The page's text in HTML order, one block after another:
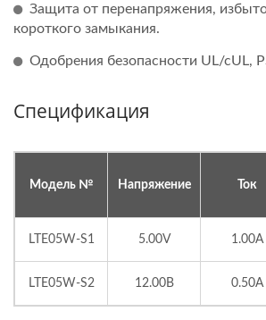
Защита от перенапряжения,
короткого замыкания.
Одобрения безопасности UL/cUL,
Спецификация
Модель № Напряжение Ток
LTE05W-S1 5.00V 1.00A
LTE05W-S2 12.00В 0.50A